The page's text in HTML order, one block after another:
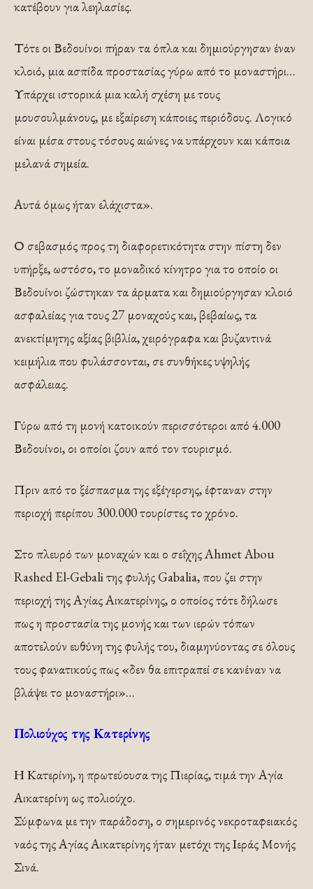
κατέβουν για λεηλασίες.
Τότε οι Βεδουίνοι πήραν τα όπλα και δημιούργησαν έναν
κλοιό, μια ασπίδα προστασίας γύρω από το μοναστήρι…
Υπάρχει ιστορικά μια καλή σχέση με τους
μουσουλμάνους, με εξαίρεση κάποιες περιόδους. Λογικό
είναι μέσα στους τόσους αιώνες να υπάρχουν και κάποια
μελανά σημεία.
Αυτά όμως ήταν ελάχιστα».
Ο σεβασμός προς τη διαφορετικότητα στην πίστη δεν
υπήρξε, ωστόσο, το μοναδικό κίνητρο για το οποίο οι
Βεδουίνοι ζώστηκαν τα άρματα και δημιούργησαν κλοιό
ασφαλείας για τους 27 μοναχούς και, βεβαίως, τα
ανεκτίμητης αξίας βιβλία, χειρόγραφα και βυζαντινά
κειμήλια που φυλάσσονται, σε συνθήκες υψηλής
ασφάλειας.
Γύρω από τη μονή κατοικούν περισσότεροι από 4.000
Βεδουίνοι, οι οποίοι ζουν από τον τουρισμό.
Πριν από το ξέσπασμα της εξέγερσης, έφταναν στην
περιοχή περίπου 300.000 τουρίστες το χρόνο.
Στο πλευρό των μοναχών και ο σεΐχης Ahmet Abou
Rashed El-Gebali της φυλής Gabalia, που ζει στην
περιοχή της Αγίας Αικατερίνης, ο οποίος τότε δήλωσε
πως η προστασία της μονής και των ιερών τόπων
αποτελούν ευθύνη της φυλής του, διαμηνύοντας σε όλους
τους φανατικούς πως «δεν θα επιτραπεί σε κανέναν να
βλάψει το μοναστήρι»…
Πολιούχος της Κατερίνης
Η Κατερίνη, η πρωτεύουσα της Πιερίας, τιμά την Αγία
Αικατερίνη ως πολιούχο.
Σύμφωνα με την παράδοση, ο σημερινός νεκροταφειακός
ναός της Αγίας Αικατερίνης ήταν μετόχι της Ιεράς Μονής
Σινά.